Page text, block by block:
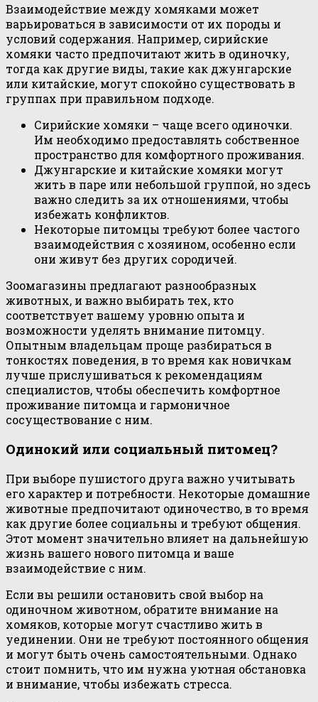
Взаимодействие между хомяками может
варьироваться в зависимости от их породы и
условий содержания. Например, сирийские
хомяки часто предпочитают жить в одиночку,
тогда как другие виды, такие как джунгарские
или китайские, могут спокойно существовать в
группах при правильном подходе.
Сирийские хомяки – чаще всего одиночки.
Им необходимо предоставлять собственное
пространство для комфортного проживания.
Джунгарские и китайские хомяки могут
жить в паре или небольшой группой, но здесь
важно следить за их отношениями, чтобы
избежать конфликтов.
Некоторые питомцы требуют более частого
взаимодействия с хозяином, особенно если
они живут без других сородичей.
Зоомагазины предлагают разнообразных
животных, и важно выбирать тех, кто
соответствует вашему уровню опыта и
возможности уделять внимание питомцу.
Опытным владельцам проще разбираться в
тонкостях поведения, в то время как новичкам
лучше прислушиваться к рекомендациям
специалистов, чтобы обеспечить комфортное
проживание питомца и гармоничное
сосуществование с ним.
Одинокий или социальный питомец?
При выборе пушистого друга важно учитывать
его характер и потребности. Некоторые домашние
животные предпочитают одиночество, в то время
как другие более социальны и требуют общения.
Этот момент значительно влияет на дальнейшую
жизнь вашего нового питомца и ваше
взаимодействие с ним.
Если вы решили остановить свой выбор на
одиночном животном, обратите внимание на
хомяков, которые могут счастливо жить в
уединении. Они не требуют постоянного общения
и могут быть очень самостоятельными. Однако
стоит помнить, что им нужна уютная обстановка
и внимание, чтобы избежать стресса.